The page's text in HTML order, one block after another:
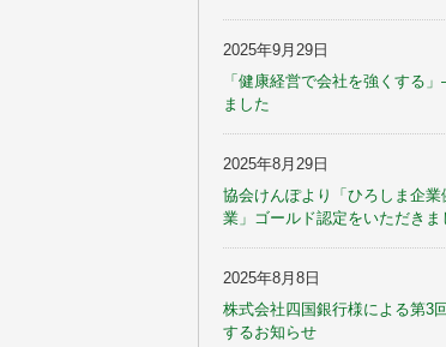
2025年9月29日
「健康経営で会社を強くする
ました
2025年8月29日
協会けんぽより「ひろしま企
業」ゴールド認定をいただきま
2025年8月8日
株式会社四国銀行様による第3
するお知らせ